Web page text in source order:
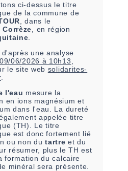
ci-dessus le titre
de la commune de
, dans le
Corrèze , en région
d'après une analyse
09/06/2026 à 10h13
le site web solidarites-
.
l'eau mesure la
en ions magnésium et
dans l'eau. La dureté
appelée titre
(TH). Le titre
est donc fortement lié
ou non dutartre et du
résumer, plus le TH est
formation du calcaire
minéral sera présente.